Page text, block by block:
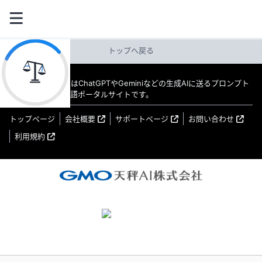
トップへ戻る
教えてAI byGMO はChatGPTやGeminiなどの生成AIに送るプロンプト
（指示文）の日本語ポータルサイトです。
トップページ 会社概要 サポートページ
お問い合わせ
利用規約